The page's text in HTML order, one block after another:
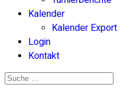
Kalender
Kalender Export
Login
Kontakt